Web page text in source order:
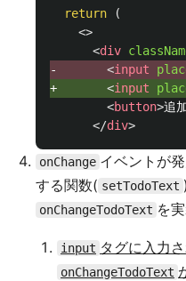
return
(
<>
<div
- <input
+ <input
<button>追
</div>
onChange イベントが発
する関数( setTodoText
onChangeTodoText を
input タグに入力
onChangeTodoText